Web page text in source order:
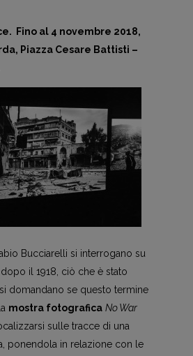
Fino al 4 novembre 2018,
Piazza Cesare Battisti –
Bucciarelli si interrogano su
il 1918, ciò che è stato
domandano se questo termine
mostra fotografica No War
sulle tracce di una
ponendola in relazione con le